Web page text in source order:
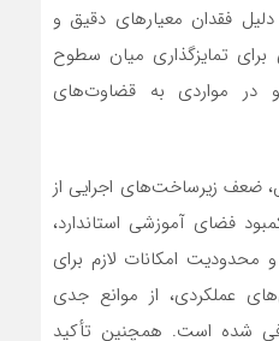
فقدان معیارهای دقیق و
تمایزگذاری میان سطوح
در مواردی به قضاوت‌های
ضعف زیرساخت‌های اجرایی از
فضای آموزشی استاندارد،
محدودیت امکانات لازم برای
عملکردی، از موانع جدی
شده است. همچنین تأکید